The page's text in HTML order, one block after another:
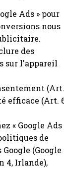
Ads » pour
nous
des
sur l'appareil
(Art.
efficace (Art.
« Google Ads
de
(Google
4, Irlande),